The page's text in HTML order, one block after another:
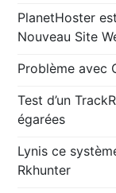
PlanetHoster
Nouveau Site
Problème avec
Test d’un
égarées
Lynis ce
Rkhunter